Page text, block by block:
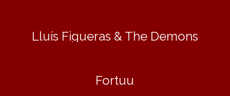
Lluís Figueras & The Demons
Fortuu